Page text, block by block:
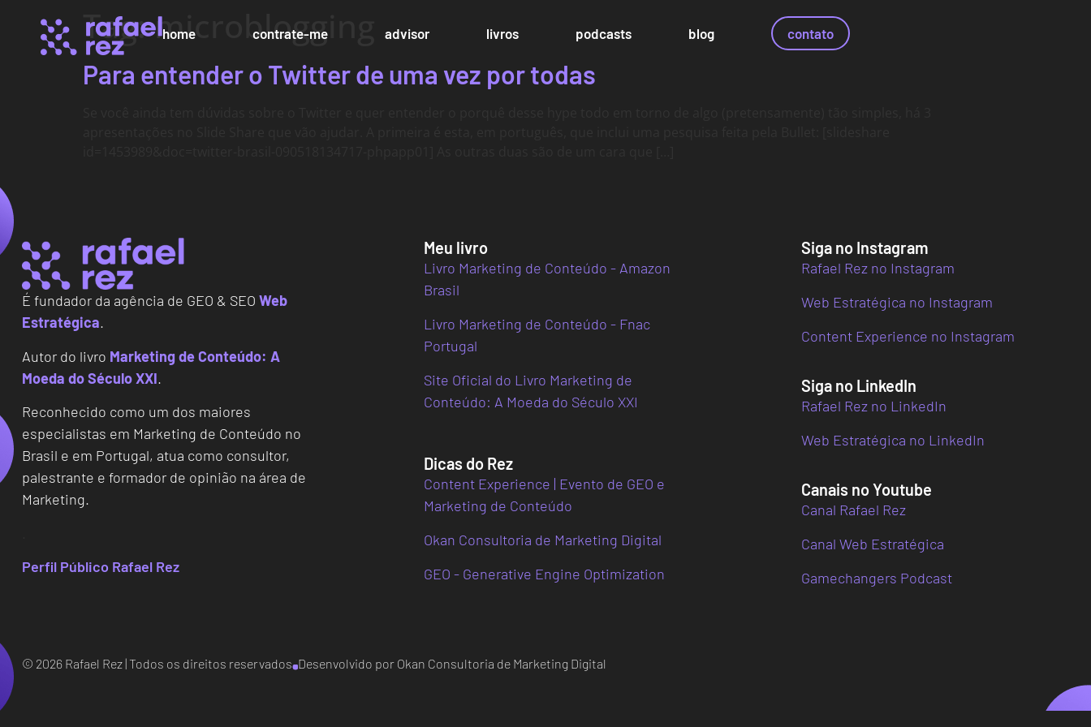
home contrate-me advisor livros podcasts blog contato
Tag:microblogging
Para entender o Twitter de uma vez por todas
É fundador da agência de GEO & SEO Web
Estratégica.
Autor do livro Marketing de Conteúdo: A
Moeda do Século XXI.
Reconhecido como um dos maiores
especialistas em Marketing de Conteúdo no
Brasil e em Portugal, atua como consultor,
palestrante e formador de opinião na área de
Marketing.
Perfil Público Rafael Rez
Meu livro
Livro Marketing de Conteúdo - Amazon
Brasil
Livro Marketing de Conteúdo - Fnac
Portugal
Site Oficial do Livro Marketing de
Conteúdo: A Moeda do Século XXI
Dicas do Rez
Content Experience | Evento de GEO e
Marketing de Conteúdo
Okan Consultoria de Marketing Digital
GEO - Generative Engine Optimization
Siga no Instagram
Rafael Rez no Instagram
Web Estratégica no Instagram
Content Experience no Instagram
Siga no LinkedIn
Rafael Rez no LinkedIn
Web Estratégica no LinkedIn
Canais no Youtube
Canal Rafael Rez
Canal Web Estratégica
Gamechangers Podcast
© 2026 Rafael Rez | Todos os direitos reservados Desenvolvido por Okan Consultoria de Marketing Digital